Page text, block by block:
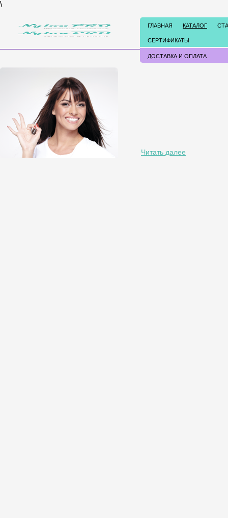
\
ГЛАВНАЯ КАТАЛОГ
СЕРТИФИКАТЫ
ДОСТАВКА И ОПЛАТА
Читать далее